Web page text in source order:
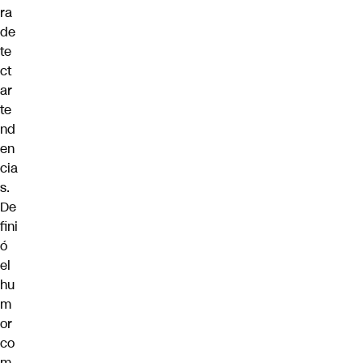
ra
de
te
ct
ar
te
nd
en
cia
s.
De
fini
ó
el
hu
m
or
co